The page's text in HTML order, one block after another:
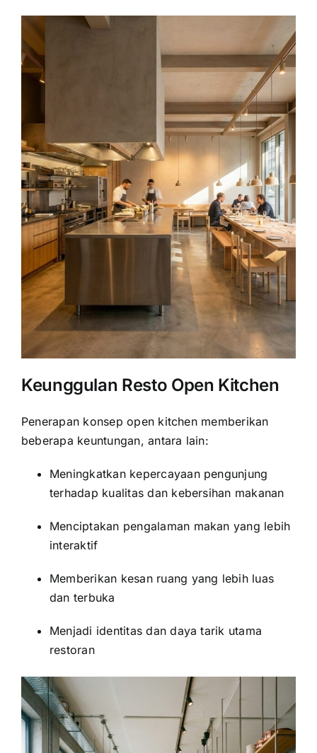
Keunggulan Resto Open Kitchen
Penerapan konsep open kitchen memberikan
beberapa keuntungan, antara lain:
Meningkatkan kepercayaan pengunjung
terhadap kualitas dan kebersihan makanan
Menciptakan pengalaman makan yang lebih
interaktif
Memberikan kesan ruang yang lebih luas
dan terbuka
Menjadi identitas dan daya tarik utama
restoran